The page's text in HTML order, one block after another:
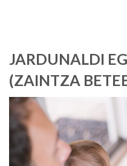
JARDUNALDI
(ZAINTZA